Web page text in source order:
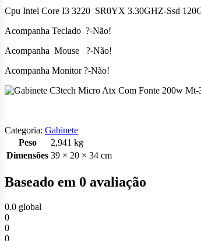
Cpu Intel Core I3 3220 SR0YX 3.30GHZ-Ssd
Acompanha Teclado ?-Não!
Acompanha Mouse ?-Não!
Acompanha Monitor ?-Não!
Categoria: Gabinete
Peso
2,941 kg
Dimensões 39 × 20 × 34 cm
Baseado em 0 avaliação
0.0 global
0
0
0